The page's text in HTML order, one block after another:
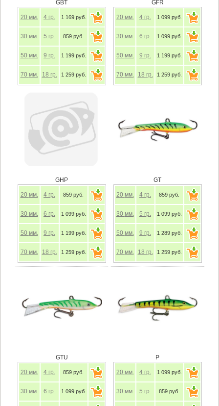
GBT
20 мм. 4 гр. 1 169 руб.
30 мм. 5 гр. 859 руб.
50 мм. 9 гр. 1 199 руб.
70 мм. 18 гр. 1 259 руб.
GFR
20 мм. 4 гр. 1 099 руб.
30 мм. 6 гр. 1 099 руб.
50 мм. 9 гр. 1 199 руб.
70 мм. 18 гр. 1 259 руб.
GHP
20 мм. 4 гр. 859 руб.
30 мм. 6 гр. 1 099 руб.
50 мм. 9 гр. 1 199 руб.
70 мм. 18 гр. 1 259 руб.
GT
20 мм. 4 гр. 859 руб.
30 мм. 5 гр. 1 099 руб.
50 мм. 9 гр. 1 289 руб.
70 мм. 18 гр. 1 259 руб.
GTU
20 мм. 4 гр. 859 руб.
30 мм. 6 гр. 1 099 руб.
P
20 мм. 4 гр. 1 099 руб.
30 мм. 5 гр. 859 руб.